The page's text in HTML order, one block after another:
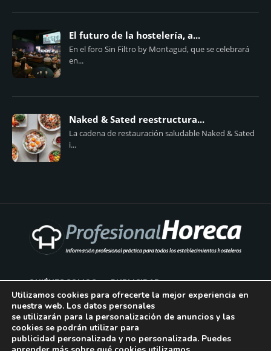
El futuro de la hostelería, a...
En el foro Sin Filtro by Montagud, que se celebrará
en...
Naked & Sated reestructura...
La cadena de restauración saludable Naked & Sated
i...
QUIÉNES SOMOS PUBLICIDAD
AVISO LEGAL
POLÍTICA DE COOKIES
Utilizamos cookies para ofrecerte la mejor experiencia en
nuestra web. Los datos personales
se utilizarán para la personalización de anuncios y las
cookies se podrán utilizar para
publicidad personalizada y no personalizada. Puedes